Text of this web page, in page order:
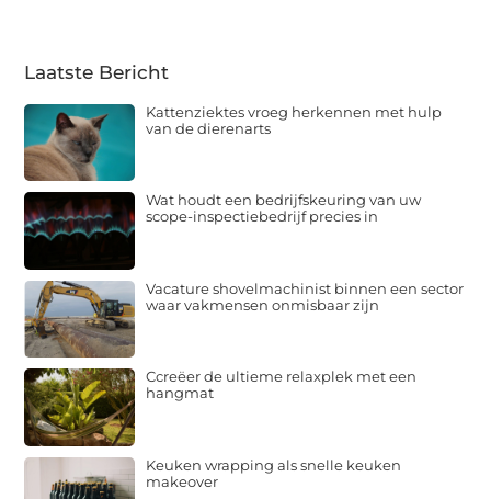
Laatste Bericht
Kattenziektes vroeg herkennen met hulp
van de dierenarts
Wat houdt een bedrijfskeuring van uw
scope-inspectiebedrijf precies in
Vacature shovelmachinist binnen een sector
waar vakmensen onmisbaar zijn
Ccreëer de ultieme relaxplek met een
hangmat
Keuken wrapping als snelle keuken
makeover